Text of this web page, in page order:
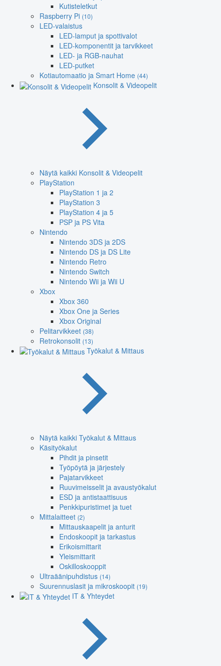
Kutisteletkut
Raspberry Pi (10)
LED-valaistus
LED-lamput ja spottivalot
LED-komponentit ja tarvikkeet
LED- ja RGB-nauhat
LED-putket
Kotiautomaatio ja Smart Home (44)
Konsolit & Videopelit
Näytä kaikki Konsolit & Videopelit
PlayStation
PlayStation 1 ja 2
PlayStation 3
PlayStation 4 ja 5
PSP ja PS Vita
Nintendo
Nintendo 3DS ja 2DS
Nintendo DS ja DS Lite
Nintendo Retro
Nintendo Switch
Nintendo Wii ja Wii U
Xbox
Xbox 360
Xbox One ja Series
Xbox Original
Pelitarvikkeet (38)
Retrokonsolit (13)
Työkalut & Mittaus
Näytä kaikki Työkalut & Mittaus
Käsityökalut
Pihdit ja pinsetit
Työpöytä ja järjestely
Pajatarvikkeet
Ruuvimeisselit ja avaustyökalut
ESD ja antistaattisuus
Penkkipuristimet ja tuet
Mittalaitteet (2)
Mittauskaapelit ja anturit
Endoskoopit ja tarkastus
Erikoismittarit
Yleismittarit
Oskilloskooppit
Ultraäänipuhdistus (14)
Suurennuslasit ja mikroskoopit (19)
IT & Yhteydet